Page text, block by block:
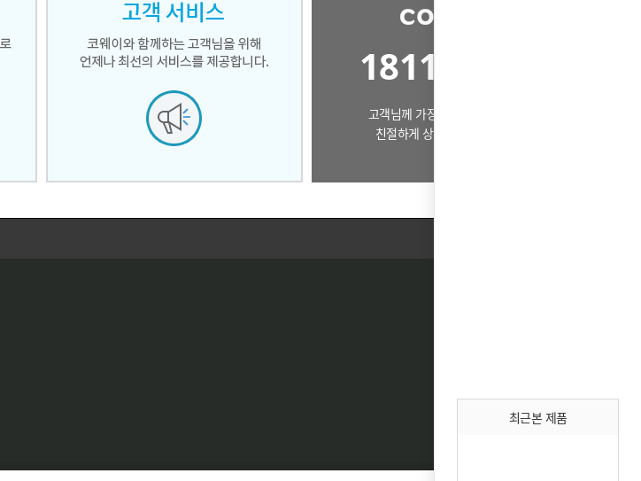
1811-0860
고객님께 가장 알맞은 제품으로
친절하게 상담드리겠습니다.
최근본 제품